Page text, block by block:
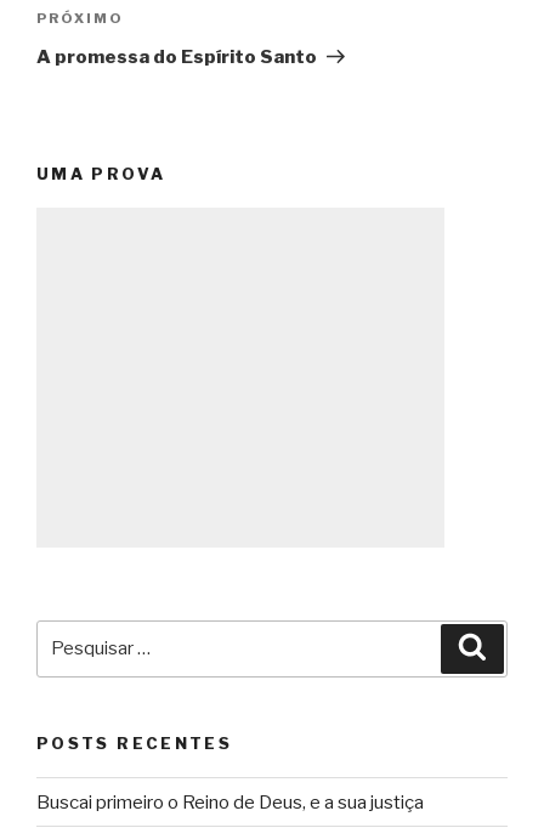
Próximo
post
PRÓXIMO
A promessa do Espírito Santo
UMA PROVA
POSTS RECENTES
Buscai primeiro o Reino de Deus, e a sua justiça